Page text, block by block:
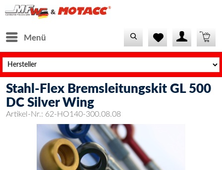
Menü
Stahl-Flex Bremsleitungskit GL 500
DC Silver Wing
Artikel-Nr.: 62-HO140-300.08.08